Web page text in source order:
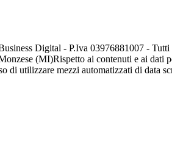
Digital - P.Iva 03976881007 -
(MI)Rispetto ai contenuti e ai dati
di utilizzare mezzi automatizzati di data